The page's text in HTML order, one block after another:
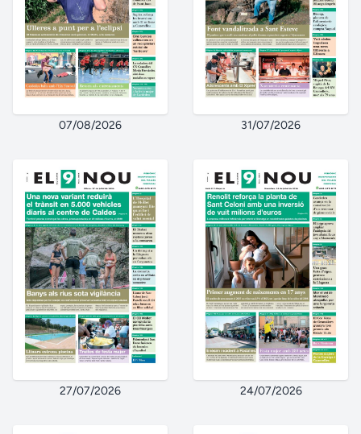
07/08/2026 31/07/2026
27/07/2026 24/07/2026